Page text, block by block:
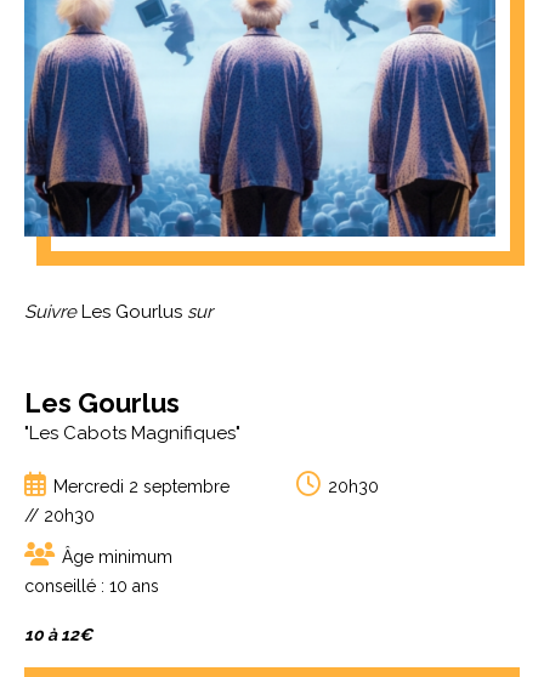
SuivreLes Gourlus sur
Les Gourlus
"Les Cabots Magnifiques"
Mercredi 2 septembre
// 20h30
20h30
Âge minimum
conseillé : 10 ans
10 à 12€